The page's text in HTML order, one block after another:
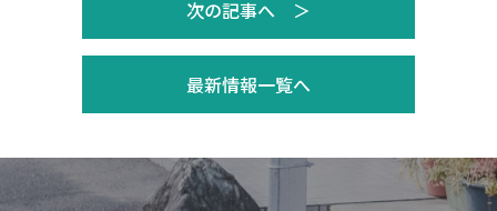
次の記事へ ＞
最新情報一覧へ